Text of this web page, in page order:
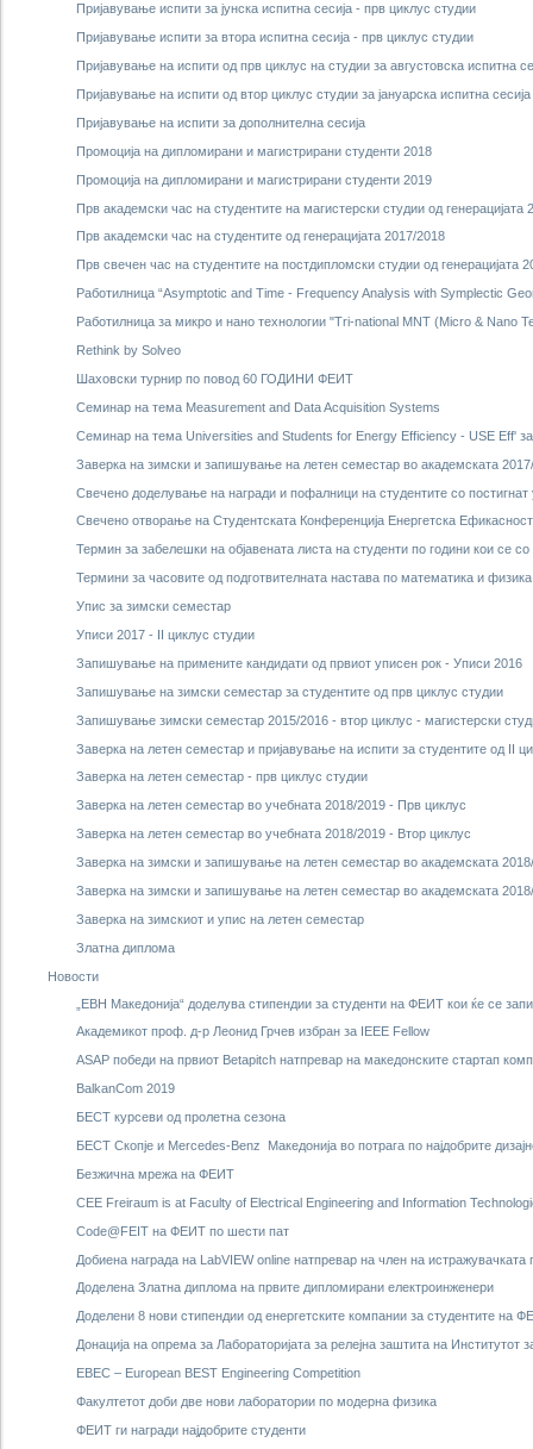
Пријавување испити за јунска испитна сесија - прв циклус студии
Пријавување испити за втора испитна сесија - прв циклус студии
Пријавување на испити од прв циклус на студии за августовска испитна
Пријавување на испити од втор циклус студии за јануарскa испитна
Пријавување на испити за дополнителна сесија
Промоција на дипломирани и магистрирани студенти 2018
Промоција на дипломирани и магистрирани студенти 2019
Прв академски час на студентите на магистерски студии од генерацијата
Прв академски час на студентите од генерацијата 2017/2018
Прв свечен час на студентите на постдипломски студии од генерацијата
Работилница “Asymptotic and Time - Frequency Analysis with Symplectic
Работилница за микро и нано технологии "Tri-national MNT (Micro & Nano
Rethink by Solveo
Шаховски турнир по повод 60 ГОДИНИ ФЕИТ
Семинар на тема Measurement and Data Acquisition Systems
Семинар на тема Universities and Students for Energy Efficiency - USE Eff'
Заверка на зимски и запишување на летен семестар во академската
Свечено доделување на награди и пофалници на студентите со
Свечено отворање на Студентската Конференција Енергетска
Термин за забелешки на објавената листа на студенти по години кои се
Термини за часовите од подготвителната настава по математика и физика
Упис за зимски семестар
Уписи 2017 - II циклус студии
Запишување на примените кандидати од првиот уписен рок - Уписи 2016
Запишување на зимски семестар за студентите од прв циклус студии
Запишување зимски семестар 2015/2016 - втор циклус - магистерски
Заверка на летен семестар и пријавување на испити за студентите од II
Заверка на летен семестар - прв циклус студии
Заверка на летен семестар во учебната 2018/2019 - Прв циклус
Заверка на летен семестар во учебната 2018/2019 - Втор циклус
Заверка на зимски и запишување на летен семестар во академската
Заверка на зимски и запишување на летен семестар во академската
Заверка на зимскиот и упис на летен семестар
Златна диплома
Новости
„ЕВН Македонија“ доделува стипендии за студенти на ФЕИТ кои ќе се
Академикот проф. д-р Леонид Грчев избран за IEEE Fellow
ASAP победи на првиот Betapitch натпревар на македонските стартап
BalkanCom 2019
БЕСТ курсеви од пролетна сезона
БЕСТ Скопје и Mercedes-Benz Македонија во потрага по најдобрите
Безжична мрежа на ФЕИТ
CEE Freiraum is at Faculty of Electrical Engineering and Information
Code@FEIT на ФЕИТ по шести пат
Добиена награда на LabVIEW online натпревар на член на истражувачката
Доделена Златна диплома на првите дипломирани електроинженери
Доделени 8 нови стипендии од енергетските компании за студентите на
Донација на опрема за Лабораторијата за релејна заштита на Институтот
EBEC – European BEST Engineering Competition
Факултетот доби две нови лаборатории по модерна физика
ФЕИТ ги награди најдобрите студенти